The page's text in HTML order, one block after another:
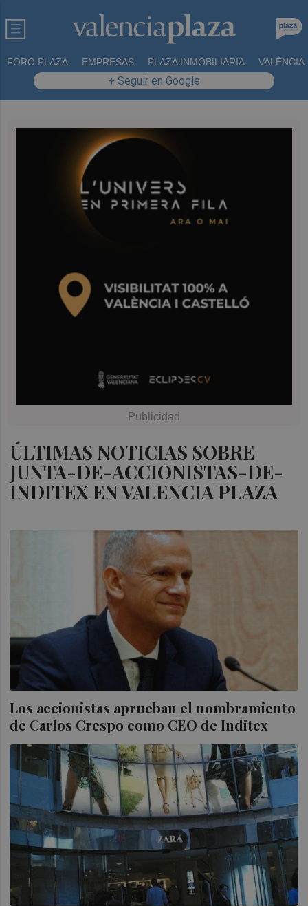
FORO PLAZA EMPRESAS PLAZA INMOBILIARIA VALÈNCIA
+ Seguir en Google
ÚLTIMAS NOTICIAS SOBRE
JUNTA-DE-ACCIONISTAS-DE-
INDITEX EN VALENCIA PLAZA
Los accionistas aprueban el nombramiento
de Carlos Crespo como CEO de Inditex